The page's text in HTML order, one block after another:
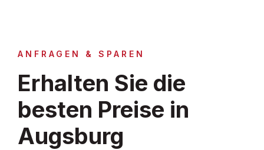
ANFRAGEN & SPAREN
Erhalten Sie die
besten Preise in
Augsburg